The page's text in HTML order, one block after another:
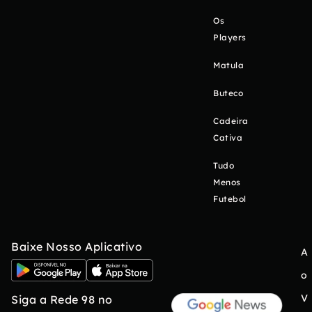
Os
Players
Matula
Buteco
Cadeira
Cativa
Tudo
Menos
Futebol
Baixe Nosso Aplicativo
Siga a Rede 98 no
A
o
V